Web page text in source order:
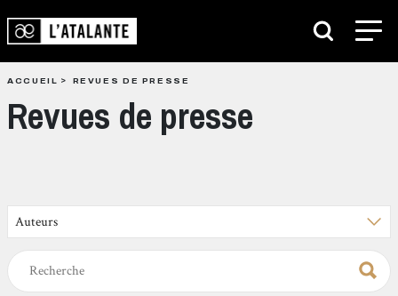
ACCUEIL REVUES DE PRESSE
Revues de presse